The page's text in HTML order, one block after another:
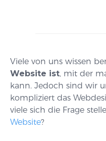
Viele von uns wissen
Website ist, mit der
kann. Jedoch sind wir
kompliziert das
viele sich die Frage
Website?